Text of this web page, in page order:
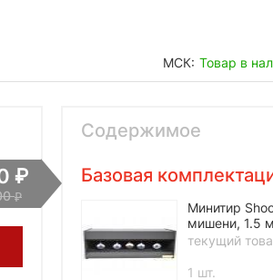
МСК: Товар в
Содержимое
Базовая
Минитир
мишени, 1.5
текущий
1 шт.